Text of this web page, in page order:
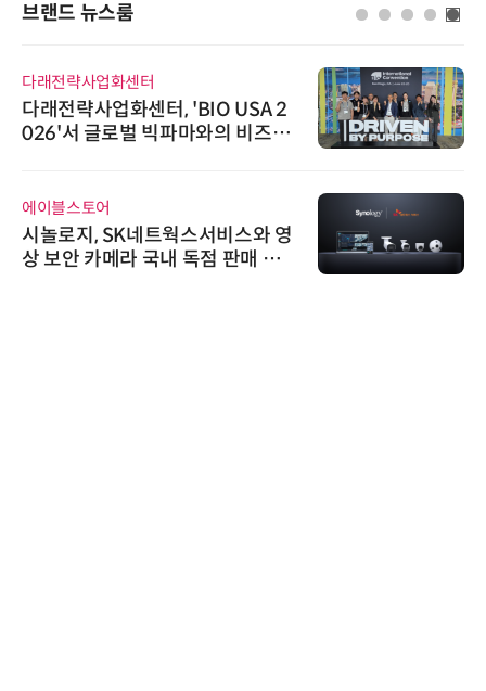
브랜드 뉴스룸
다래전략사업화센터
다래전략사업화센터, 'BIO USA 2
026'서 글로벌 빅파마와의 비즈니
에이블스토어
시놀로지, SK네트웍스서비스와 영
상 보안 카메라 국내 독점 판매 파